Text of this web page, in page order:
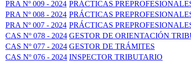
PRA Nº 009 - 2024 PRÁCTICAS
PRA Nº 008 - 2024 PRÁCTICAS
PRA Nº 007 - 2024 PRÁCTICAS
CAS Nº 078 - 2024 GESTOR DE ORIENTACIÓN
CAS Nº 077 - 2024 GESTOR DE TRÁMITES
CAS Nº 076 - 2024 INSPECTOR TRIBUTARIO